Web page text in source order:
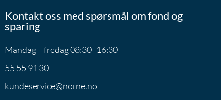
Kontakt oss med spørsmål om fond og
sparing
Mandag – fredag 08:30 -16:30
55 55 91 30
kundeservice@norne.no